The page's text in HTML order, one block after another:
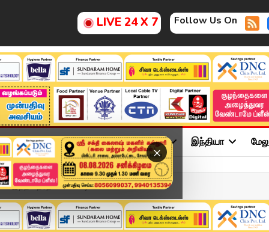
LIVE 24 X 7 Follow Us On
×
சினிமா அரசியல் விளையாட்டு இந்தியா
இந்த தேர்தலில் போட்டி...